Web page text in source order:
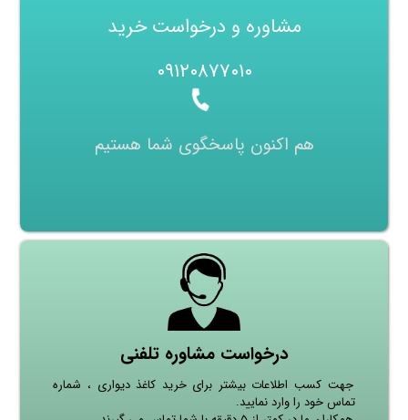
مشاوره و درخواست خرید
۰۹۱۲۰۸۷۷۰۱۰
هم اکنون پاسخگوی شما هستیم
درخواست مشاوره تلفنی
جهت کسب اطلاعات بیشتر برای خرید کاغذ دیواری ، شماره
تماس خود را وارد نمایید.